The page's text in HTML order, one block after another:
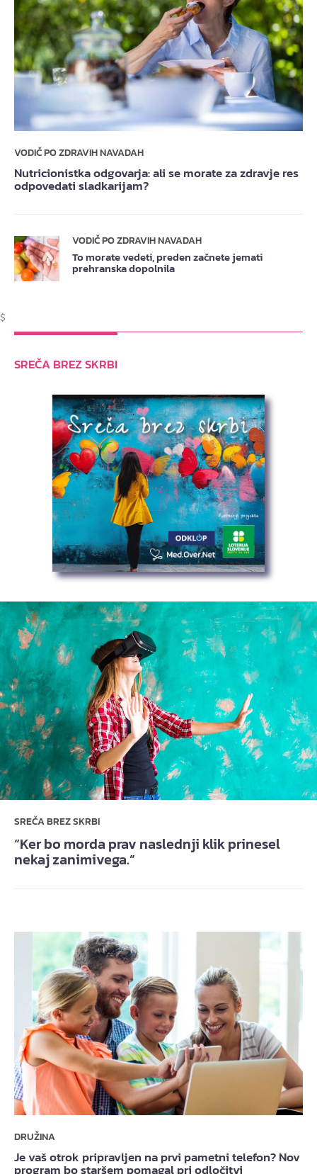
VODIČ PO ZDRAVIH NAVADAH
Nutricionistka odgovarja: ali se morate za zdravje res
odpovedati sladkarijam?
VODIČ PO ZDRAVIH NAVADAH
To morate vedeti, preden začnete jemati
prehranska dopolnila
$
SREČA BREZ SKRBI
SREČA BREZ SKRBI
“Ker bo morda prav naslednji klik prinesel
nekaj zanimivega.”
DRUŽINA
Je vaš otrok pripravljen na prvi pametni telefon? Nov
program bo staršem pomagal pri odločitvi